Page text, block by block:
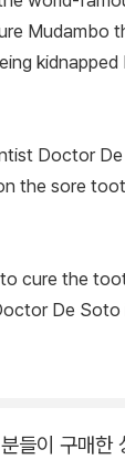
Mudambo
Doctor
the sore
cure the
De Soto
들이 구매한